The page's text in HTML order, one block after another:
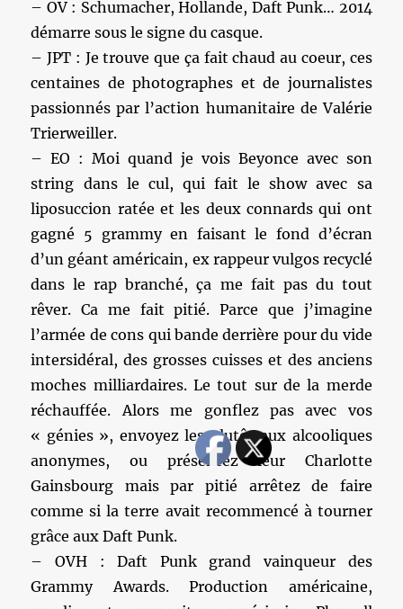
– OV : Schumacher, Hollande, Daft Punk… 2014
démarre sous le signe du casque.
– JPT : Je trouve que ça fait chaud au coeur, ces
centaines de photographes et de journalistes
passionnés par l’action humanitaire de Valérie
Trierweiller.
– EO : Moi quand je vois Beyonce avec son
string dans le cul, qui fait le show avec sa
liposuccion ratée et les deux connards qui ont
gagné 5 grammy en faisant le fond d’écran
d’un géant américain, ex rappeur vulgos recyclé
dans le rap branché, ça me fait pas du tout
rêver. Ca me fait pitié. Parce que j’imagine
l’armée de cons qui bande derrière pour du vide
intersidéral, des grosses cuisses et des anciens
moches milliardaires. Le tout sur de la merde
réchauffée. Alors me gonflez pas avec vos
« génies », envoyez les plutôt aux alcooliques
anonymes, ou présentez leur Charlotte
Gainsbourg mais par pitié arrêtez de faire
comme si la terre avait recommencé à tourner
grâce aux Daft Punk.
– OVH : Daft Punk grand vainqueur des
Grammy Awards. Production américaine,